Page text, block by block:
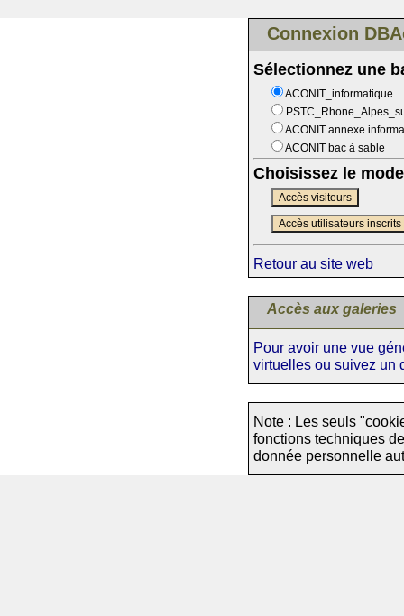
Connexion
Sélectionnez une
ACONIT_informatique
ACONIT annexe
ACONIT bac à sable
Choisissez le
Accès visiteurs
Accès utilisateurs inscrits
Retour au site web
Accès aux galeries
Pour avoir une vue
virtuelles ou suivez un
Note : Les seuls
fonctions techniques
donnée personnelle